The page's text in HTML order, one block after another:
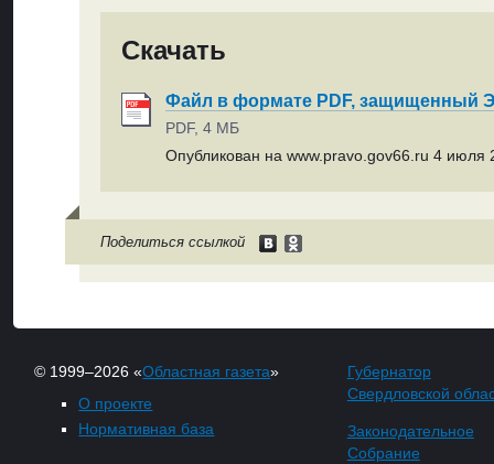
Скачать
Файл в формате PDF, защищенный
PDF, 4 МБ
Опубликован на www.pravo.gov66.ru 4 июля
Поделиться ссылкой
© 1999–2026 «Областная газета»
О проекте
Нормативная база
Губернатор
Свердловской
Законодательное
Собрание